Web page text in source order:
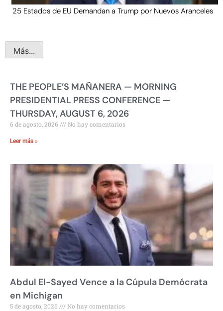
25 Estados de EU Demandan a Trump por Nuevos Aranceles
Más...
THE PEOPLE’S MAÑANERA — MORNING
PRESIDENTIAL PRESS CONFERENCE —
THURSDAY, AUGUST 6, 2026
6 de agosto, 2026 No hay comentarios
Leer más »
Abdul El-Sayed Vence a la Cúpula Demócrata
en Michigan
5 de agosto, 2026 No hay comentarios